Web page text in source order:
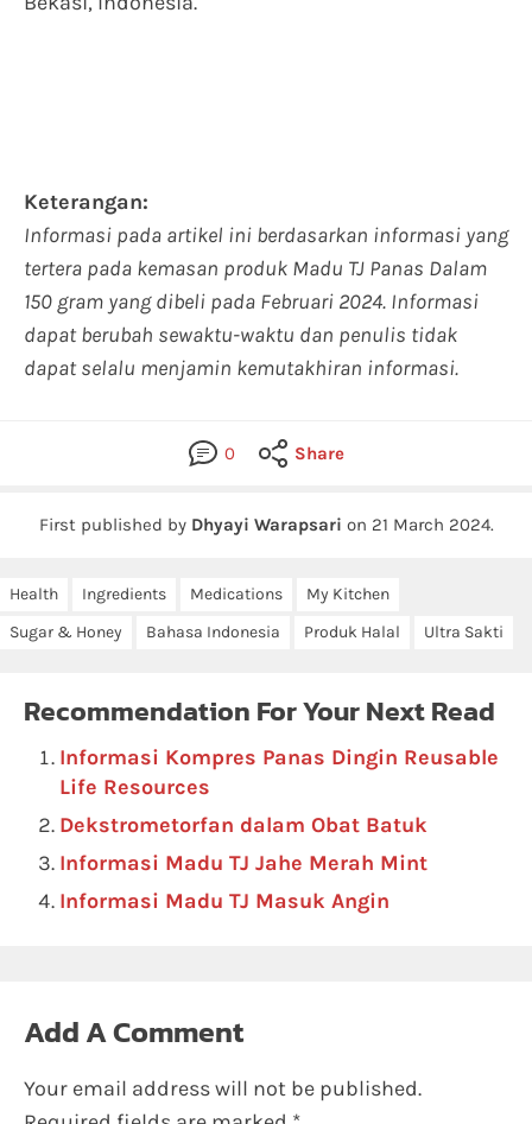
Keterangan:
Informasi pada artikel ini berdasarkan informasi yang
tertera pada kemasan produk Madu TJ Panas Dalam
150 gram yang dibeli pada Februari 2024. Informasi
dapat berubah sewaktu-waktu dan penulis tidak
dapat selalu menjamin kemutakhiran informasi.
0 Share
First published by Dhyayi Warapsari on 21 March 2024.
Health Ingredients Medications
My Kitchen
Sugar & Honey
Bahasa Indonesia Produk Halal Ultra Sakti
Recommendation For Your Next Read
Informasi Kompres Panas Dingin Reusable
Life Resources
Dekstrometorfan dalam Obat Batuk
Informasi Madu TJ Jahe Merah Mint
Informasi Madu TJ Masuk Angin
Add A Comment
Your email address will not be published.